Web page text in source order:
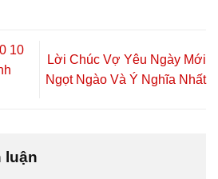
10
Lời Chúc Vợ Yêu Ngày Mới
Ngọt Ngào Và Ý Nghĩa Nhất
luận